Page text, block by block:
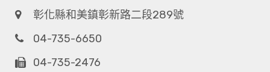
彰化縣和美鎮彰新路二段289號
04-735-6650
04-735-2476